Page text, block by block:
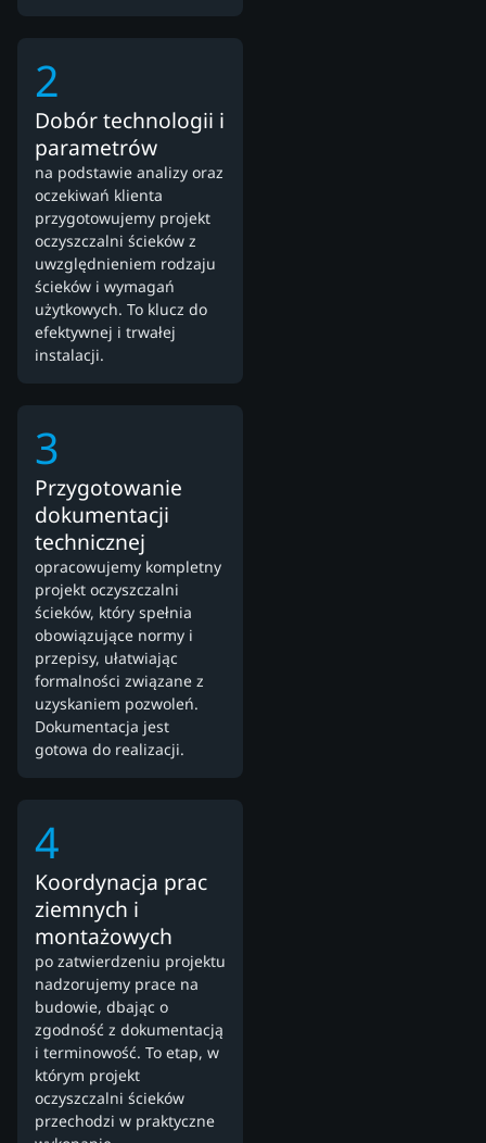
2
Dobór technologii i
parametrów
na podstawie analizy oraz
oczekiwań klienta
przygotowujemy projekt
oczyszczalni ścieków z
uwzględnieniem rodzaju
ścieków i wymagań
użytkowych. To klucz do
efektywnej i trwałej
instalacji.
3
Przygotowanie
dokumentacji
technicznej
opracowujemy kompletny
projekt oczyszczalni
ścieków, który spełnia
obowiązujące normy i
przepisy, ułatwiając
formalności związane z
uzyskaniem pozwoleń.
Dokumentacja jest
gotowa do realizacji.
4
Koordynacja prac
ziemnych i
montażowych
po zatwierdzeniu projektu
nadzorujemy prace na
budowie, dbając o
zgodność z dokumentacją
i terminowość. To etap, w
którym projekt
oczyszczalni ścieków
przechodzi w praktyczne